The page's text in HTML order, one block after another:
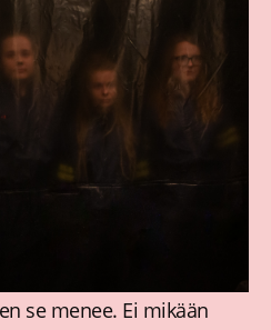
se menee. Ei mikään